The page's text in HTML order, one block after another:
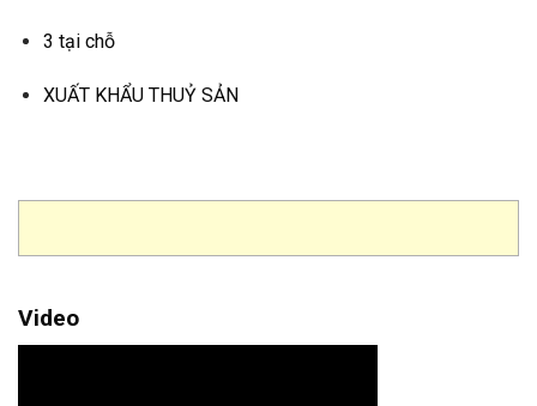
3 tại chỗ
XUẤT KHẨU THUỶ SẢN
Video